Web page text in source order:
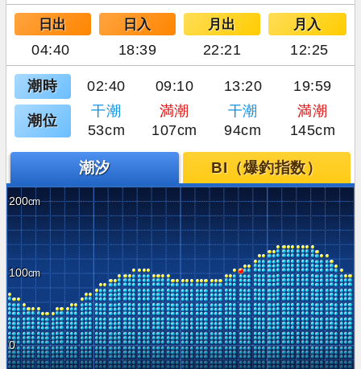
日出 日入 月出 月入
04:40 18:39 22:21 12:25
潮時 02:40 09:10 13:20 19:59
潮位
干潮 満潮 干潮
満潮
53cm
107cm 94cm 145cm
潮汐 BI（爆釣指数）
200
100
0